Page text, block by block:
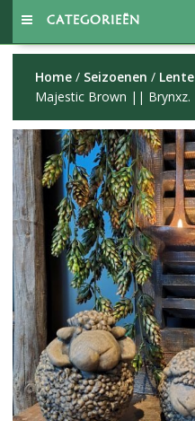
CATEGORIEËN
Home/ Seizoenen / Lente
Majestic Brown || Brynxz.